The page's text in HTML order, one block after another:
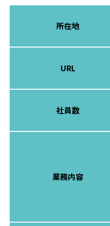
所在地
URL
社員数
業務内容